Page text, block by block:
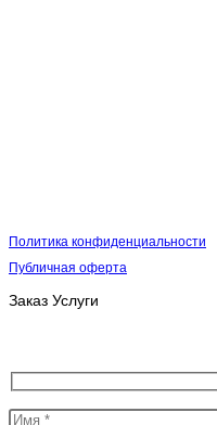
Политика конфиденциальности
Публичная оферта
Заказ Услуги